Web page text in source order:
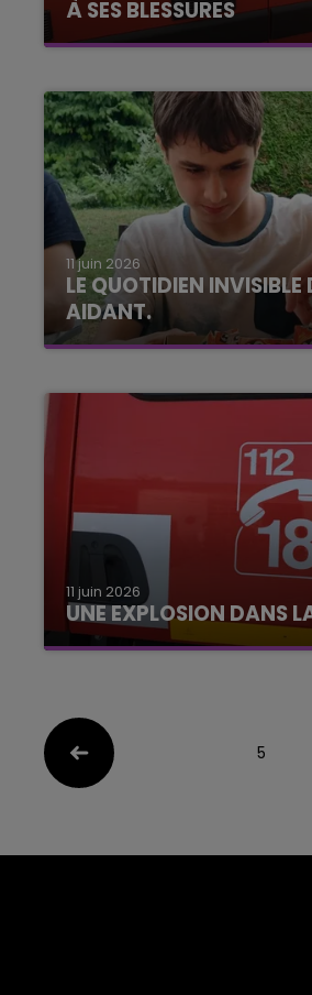
À SES BLESSURES
11 juin 2026
LE QUOTIDIEN INVISIBLE
AIDANT.
11 juin 2026
UNE EXPLOSION DANS
5